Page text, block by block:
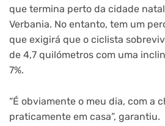
que termina perto da cidade
Verbania. No entanto, tem um
que exigirá que o ciclista
de 4,7 quilómetros com uma
7%.
“É obviamente o meu dia, com a
praticamente em casa”, garantiu.